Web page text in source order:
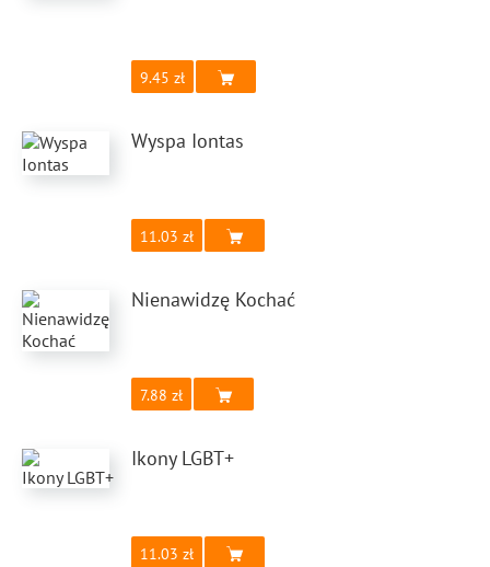
9.45
Wyspa Iontas
11.03
Nienawidzę Kochać
7.88
Ikony LGBT+
11.03